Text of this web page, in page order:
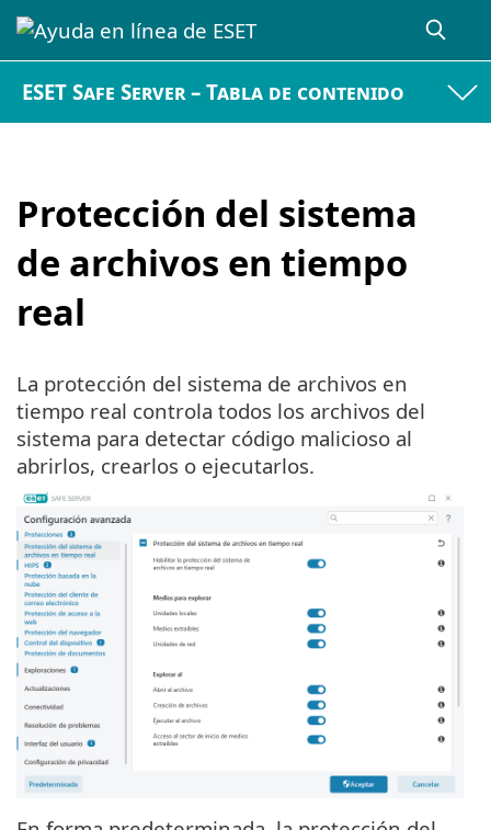
ESET Safe Server – Tabla de contenido
Protección del sistema
de archivos en tiempo
real
La protección del sistema de archivos en
tiempo real controla todos los archivos del
sistema para detectar código malicioso al
abrirlos, crearlos o ejecutarlos.